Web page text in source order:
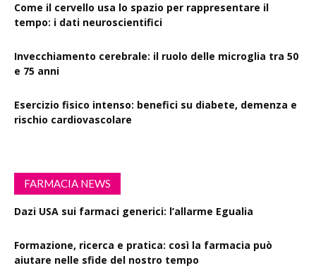
Come il cervello usa lo spazio per rappresentare il
tempo: i dati neuroscientifici
Invecchiamento cerebrale: il ruolo delle microglia tra 50
e 75 anni
Esercizio fisico intenso: benefici su diabete, demenza e
rischio cardiovascolare
FARMACIA NEWS
Dazi USA sui farmaci generici: l’allarme Egualia
Formazione, ricerca e pratica: così la farmacia può
aiutare nelle sfide del nostro tempo